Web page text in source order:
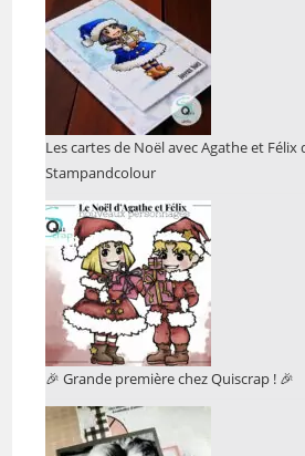
Les cartes de Noël avec Agathe et Félix
Stampandcolour
🎉 Grande première chez Quiscrap ! 🎉